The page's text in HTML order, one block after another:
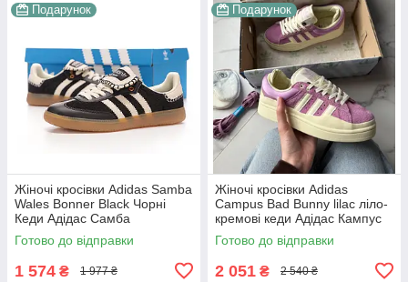
Подарунок
Жіночі кросівки Adidas Samba
Wales Bonner Black Чорні
Кеди Адідас Самба
повсякденні шкіра текстиль
демісезон
Готово до відправки
1 574 ₴ 1 977 ₴
Подарунок
Жіночі кросівки Adidas
Campus Bad Bunny lilac ліло-
кремові кеди Адідас Кампус
замша шкіра гума демісезон
для дівчат Вʼєтнам
Готово до відправки
2 051 ₴ 2 540 ₴